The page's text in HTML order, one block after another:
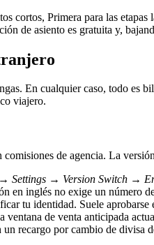
cortos, Primera para las
de asiento es gratuita y,
En cualquier caso, todo es
viajero.
de agencia. La
Settings → Version Switch →
en inglés no exige un número
tu identidad. Suele
ventana de venta anticipada
recargo por cambio de divisa